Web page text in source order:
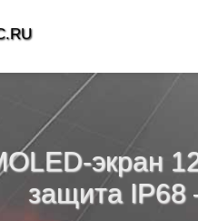
экран
защита IP68